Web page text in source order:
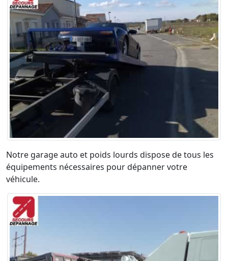
Notre garage auto et poids lourds dispose de tous les
équipements nécessaires pour dépanner votre
véhicule.